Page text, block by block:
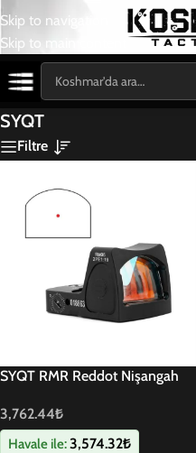
Skip to navigation
Skip to main content
SYQT
Filtre
SYQT RMR Reddot Nişangah
3,762.44₺
Havale ile:3,574.32₺